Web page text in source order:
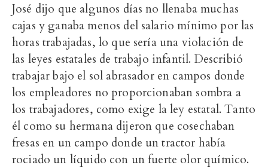
José dijo que algunos días no llenaba muchas
cajas y ganaba menos del salario mínimo por las
horas trabajadas, lo que sería una violación de
las leyes estatales de trabajo infantil. Describió
trabajar bajo el sol abrasador en campos donde
los empleadores no proporcionaban sombra a
los trabajadores, como exige la ley estatal. Tanto
él como su hermana dijeron que cosechaban
fresas en un campo donde un tractor había
rociado un líquido con un fuerte olor químico.